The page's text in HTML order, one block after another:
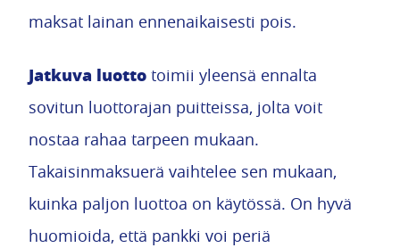
maksat lainan ennenaikaisesti pois.
Jatkuva luotto toimii yleensä ennalta
sovitun luottorajan puitteissa, jolta voit
nostaa rahaa tarpeen mukaan.
Takaisinmaksuerä vaihtelee sen mukaan,
kuinka paljon luottoa on käytössä. On hyvä
huomioida, että pankki voi periä